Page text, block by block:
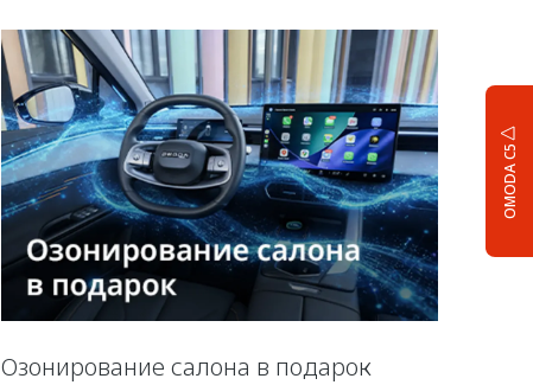
OMODA C5
Озонирование салона в подарок